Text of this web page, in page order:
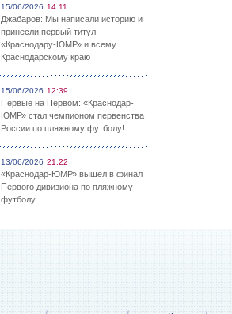
15/06/2026 14:11
Джабаров: Мы написали историю и
принесли первый титул
«Краснодару-ЮМР» и всему
Краснодарскому краю
15/06/2026 12:39
Первые на Первом: «Краснодар-
ЮМР» стал чемпионом первенства
России по пляжному футболу!
13/06/2026 21:22
«Краснодар-ЮМР» вышел в финал
Первого дивизиона по пляжному
футболу